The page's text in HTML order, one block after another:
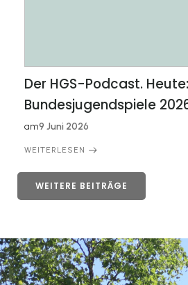
Der HGS-Podcast.
Bundesjugendspiele
am9 Juni 2026
WEITERLESEN
WEITERE BEITRÄGE